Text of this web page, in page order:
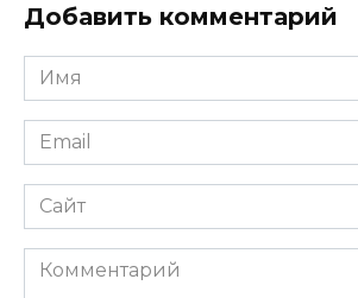
Добавить комментарий
Имя
*
Email
*
Сайт
Комментарий